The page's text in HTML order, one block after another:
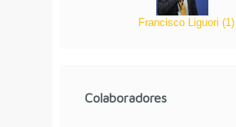
Francisco Liguori (1)
Colaboradores